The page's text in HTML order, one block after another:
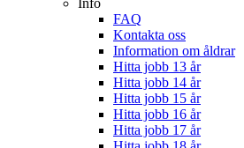
Info
FAQ
Kontakta oss
Information om åldrar
Hitta jobb 13 år
Hitta jobb 14 år
Hitta jobb 15 år
Hitta jobb 16 år
Hitta jobb 17 år